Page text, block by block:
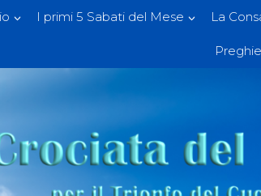
I primi 5 Sabati del Mese La